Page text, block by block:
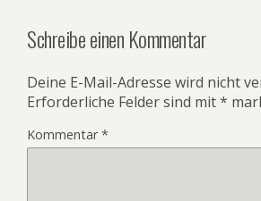
Schreibe einen Kommentar
Deine E-Mail-Adresse wird nicht
Erforderliche Felder sind mit*
Kommentar*